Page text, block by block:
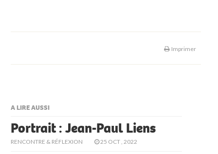
Imprimer
A LIRE AUSSI
Portrait : Jean-Paul Liens
RENCONTRE & RÉFLEXION 25 OCT , 2022